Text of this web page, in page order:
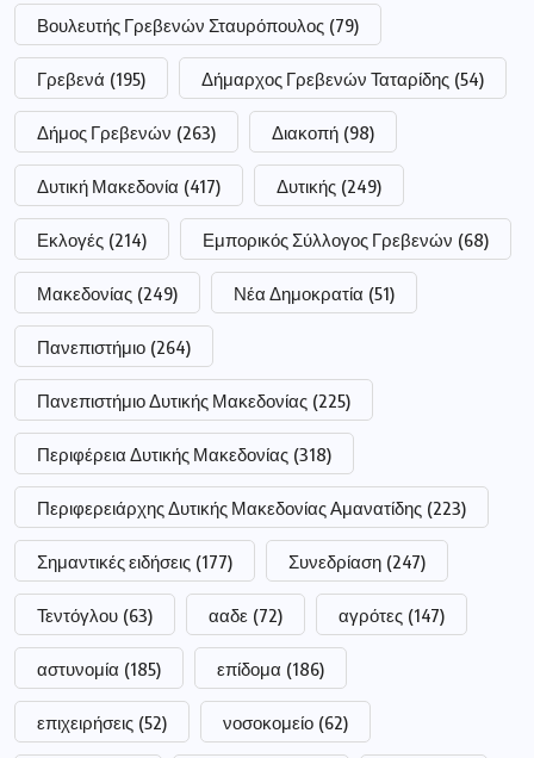
Βουλευτής Γρεβενών Σταυρόπουλος (79)
Γρεβενά (195) Δήμαρχος Γρεβενών Ταταρίδης (54)
Δήμος Γρεβενών (263) Διακοπή (98)
Δυτική Μακεδονία (417) Δυτικής (249)
Εκλογές (214) Εμπορικός Σύλλογος Γρεβενών (68)
Μακεδονίας (249) Νέα Δημοκρατία (51)
Πανεπιστήμιο (264)
Πανεπιστήμιο Δυτικής Μακεδονίας (225)
Περιφέρεια Δυτικής Μακεδονίας (318)
Περιφερειάρχης Δυτικής Μακεδονίας Αμανατίδης (223)
Σημαντικές ειδήσεις (177) Συνεδρίαση (247)
Τεντόγλου (63) ααδε (72) αγρότες (147)
αστυνομία (185) επίδομα (186)
επιχειρήσεις (52) νοσοκομείο (62)